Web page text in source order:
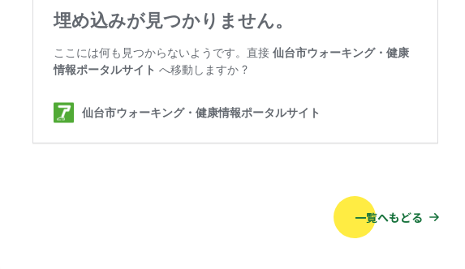
一覧へもどる